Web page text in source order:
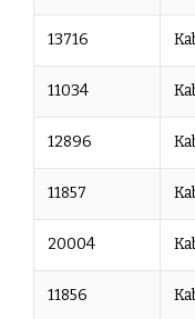
13716
11034
12896
11857
20004
11856